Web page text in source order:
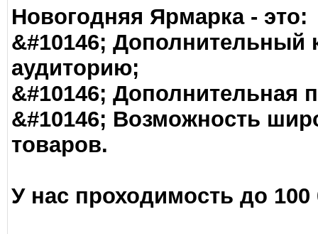
Новогодняя Ярмарка - это:
&#10146; Дополнительный
аудиторию;
&#10146; Дополнительная
&#10146; Возможность
товаров.
У нас проходимость до